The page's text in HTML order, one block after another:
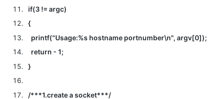
if(3 != argc)
{
printf("Usage:%s hostname portnumber\n", argv[0]);
return - 1;
}
/***1.create a socket***/